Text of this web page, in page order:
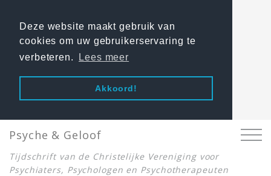
Deze website maakt gebruik van
cookies om uw gebruikerservaring te
verbeteren.
Lees meer
Akkoord!
Psyche & Geloof
Tijdschrift van de Christelijke Vereniging voor
Psychiaters, Psychologen en Psychotherapeuten